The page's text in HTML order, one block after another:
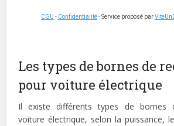
CGU - Confidentialité- Service proposé par
Les types de bornes de
pour voiture électrique
Il existe différents types de bornes
voiture électrique, selon la puissance,